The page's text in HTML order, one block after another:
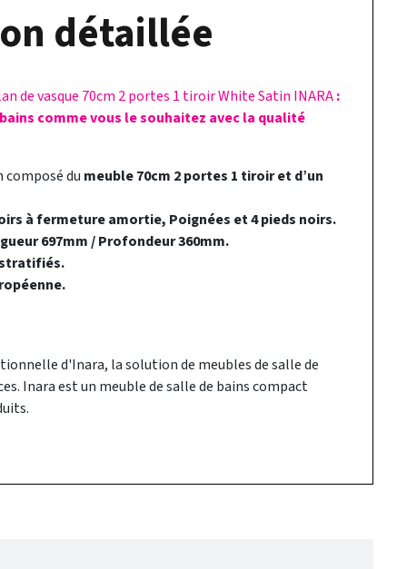
détaillée
de vasque 70cm 2 portes 1 tiroir White Satin INARA:
comme vous le souhaitez avec la qualité
composé du meuble 70cm 2 portes 1 tiroir et d’un
à fermeture amortie, Poignées et 4 pieds noirs.
697mm / Profondeur 360mm.
d'Inara, la solution de meubles de salle de
Inara est un meuble de salle de bains compact